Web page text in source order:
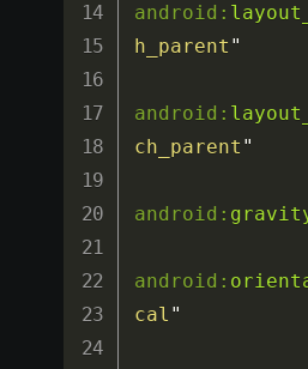
android:
h_parent "
android:
ch_parent "
android:
android:
cal "